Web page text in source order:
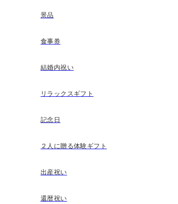
景品
食事券
結婚内祝い
リラックスギフト
記念日
２人に贈る体験ギフト
出産祝い
還暦祝い